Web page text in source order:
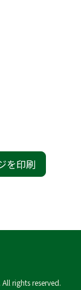
を印刷
rights reserved.